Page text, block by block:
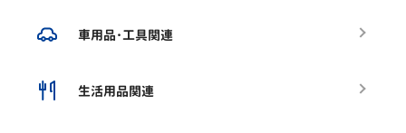
車用品･工具関連
生活用品関連